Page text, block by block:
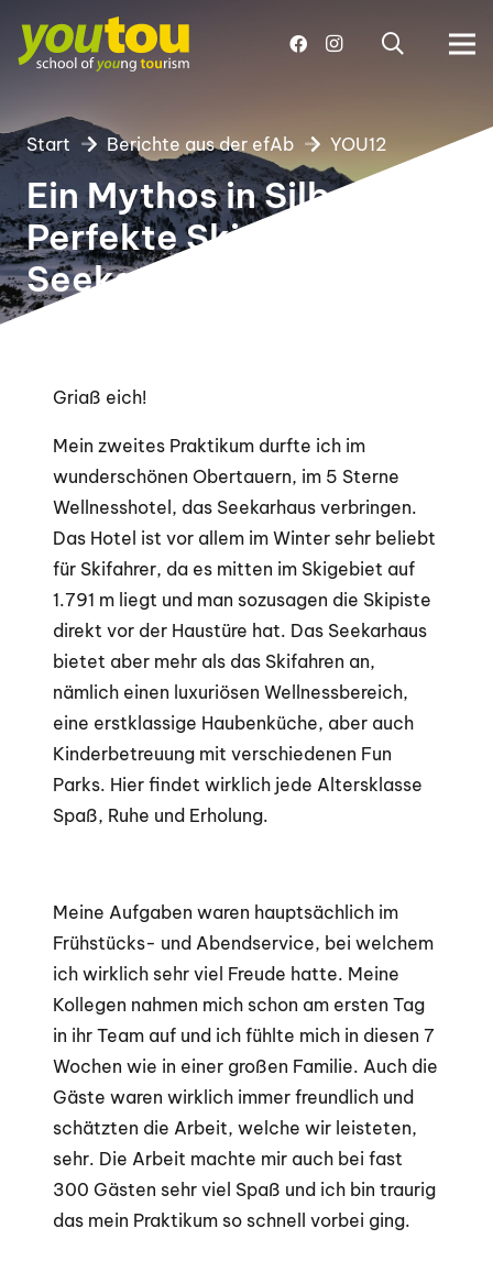
Start Berichte aus der efAb YOU12
Ein Mythos in Silber – der
Perfekte Skiurlaub im
Seekarhaus
Griaß eich!
Mein zweites Praktikum durfte ich im
wunderschönen Obertauern, im 5 Sterne
Wellnesshotel, das Seekarhaus verbringen.
Das Hotel ist vor allem im Winter sehr beliebt
für Skifahrer, da es mitten im Skigebiet auf
1.791 m liegt und man sozusagen die Skipiste
direkt vor der Haustüre hat. Das Seekarhaus
bietet aber mehr als das Skifahren an,
nämlich einen luxuriösen Wellnessbereich,
eine erstklassige Haubenküche, aber auch
Kinderbetreuung mit verschiedenen Fun
Parks. Hier findet wirklich jede Altersklasse
Spaß, Ruhe und Erholung.
Meine Aufgaben waren hauptsächlich im
Frühstücks- und Abendservice, bei welchem
ich wirklich sehr viel Freude hatte. Meine
Kollegen nahmen mich schon am ersten Tag
in ihr Team auf und ich fühlte mich in diesen 7
Wochen wie in einer großen Familie. Auch die
Gäste waren wirklich immer freundlich und
schätzten die Arbeit, welche wir leisteten,
sehr. Die Arbeit machte mir auch bei fast
300 Gästen sehr viel Spaß und ich bin traurig
das mein Praktikum so schnell vorbei ging.